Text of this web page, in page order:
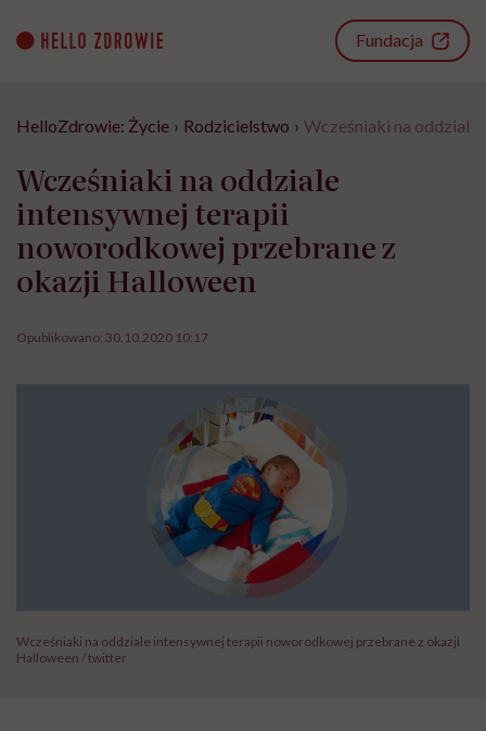
content
Fundacja
HelloZdrowie: Życie › Rodzicielstwo › Wcześniaki na
Wcześniaki na oddziale
intensywnej terapii
noworodkowej przebrane z
okazji Halloween
Opublikowano: 30.10.2020 10:17
Wcześniaki na oddziale intensywnej terapii noworodkowej przebrane z okazji
Halloween / twitter